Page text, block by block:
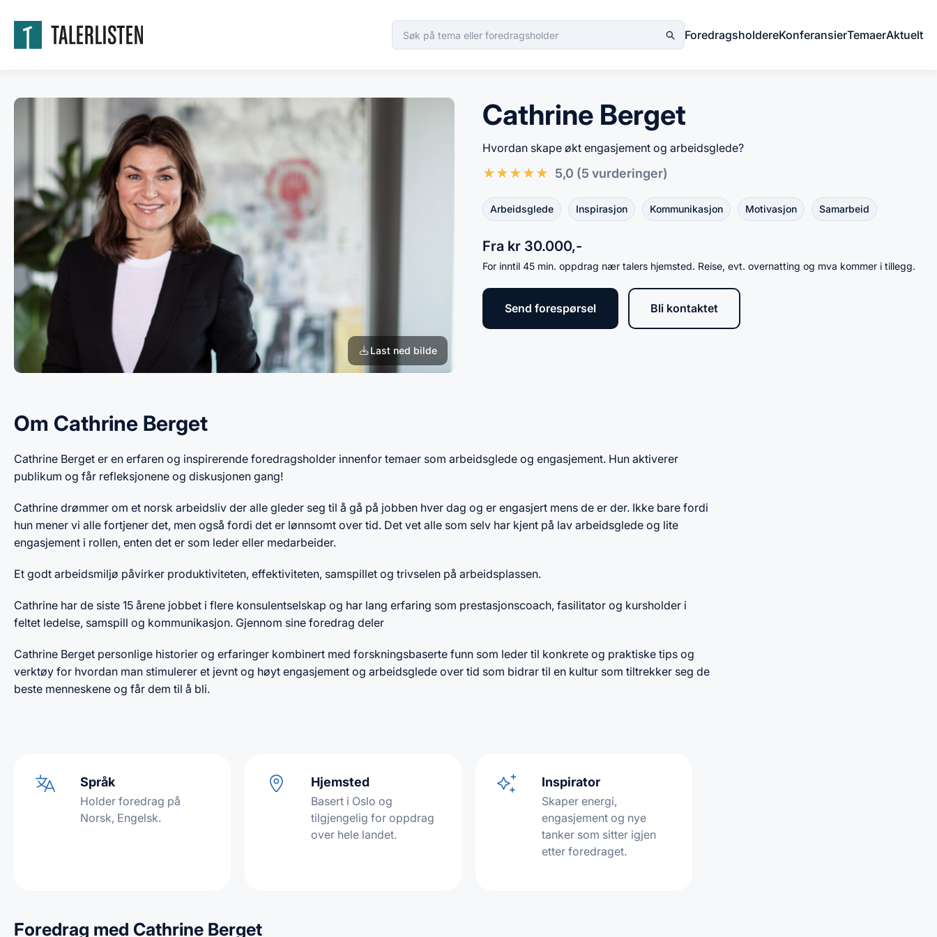
ForedragsholdereKonferansierTemaerAktuelt
Last ned bilde
Cathrine Berget
Hvordan skape økt engasjement og arbeidsglede?
★★★★★ 5,0 (5 vurderinger)
Arbeidsglede Inspirasjon Kommunikasjon Motivasjon Samarbeid
Fra kr 30.000,-
For inntil 45 min. oppdrag nær talers hjemsted. Reise, evt. overnatting og mva kommer i tillegg.
Send forespørsel Bli kontaktet
Om Cathrine Berget
Cathrine Berget er en erfaren og inspirerende foredragsholder innenfor temaer som arbeidsglede og engasjement. Hun aktiverer
publikum og får refleksjonene og diskusjonen gang!
Cathrine drømmer om et norsk arbeidsliv der alle gleder seg til å gå på jobben hver dag og er engasjert mens de er der. Ikke bare fordi
hun mener vi alle fortjener det, men også fordi det er lønnsomt over tid. Det vet alle som selv har kjent på lav arbeidsglede og lite
engasjement i rollen, enten det er som leder eller medarbeider.
Et godt arbeidsmiljø påvirker produktiviteten, effektiviteten, samspillet og trivselen på arbeidsplassen.
Cathrine har de siste 15 årene jobbet i flere konsulentselskap og har lang erfaring som prestasjonscoach, fasilitator og kursholder i
feltet ledelse, samspill og kommunikasjon. Gjennom sine foredrag deler
Cathrine Berget personlige historier og erfaringer kombinert med forskningsbaserte funn som leder til konkrete og praktiske tips og
verktøy for hvordan man stimulerer et jevnt og høyt engasjement og arbeidsglede over tid som bidrar til en kultur som tiltrekker seg de
beste menneskene og får dem til å bli.
Språk
Holder foredrag på
Norsk, Engelsk.
Hjemsted
Basert i Oslo og
tilgjengelig for oppdrag
over hele landet.
Inspirator
Skaper energi,
engasjement og nye
tanker som sitter igjen
etter foredraget.
Foredrag med Cathrine Berget